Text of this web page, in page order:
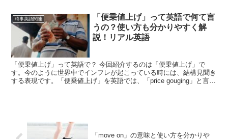
時事英語関連
「便乗値上げ」って英語で何て言
うの？使い方も分かりやすく解
説！リアル英語
「便乗値上げ」って英語で？ 今回紹介するのは「便乗値上げ」で
す。今のように世界中でインフレが起こっている時には、結構見聞き
する表現です。「便乗値上げ」を英語では、「price gouging」と言い
「move on」の意味と使い方を分かりや